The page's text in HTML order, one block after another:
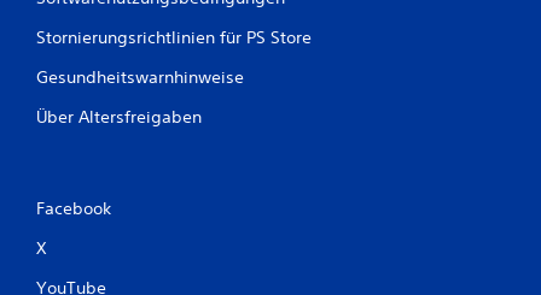
Stornierungsrichtlinien für PS Store
Gesundheitswarnhinweise
Über Altersfreigaben
Facebook
X
YouTube